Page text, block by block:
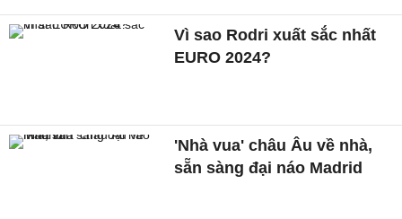
Vì sao Rodri xuất sắc nhất
EURO 2024?
'Nhà vua' châu Âu về nhà,
sẵn sàng đại náo Madrid